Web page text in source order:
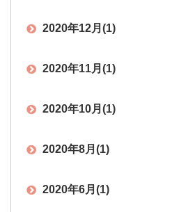
2020年12月 (1)
2020年11月 (1)
2020年10月 (1)
2020年8月 (1)
2020年6月 (1)